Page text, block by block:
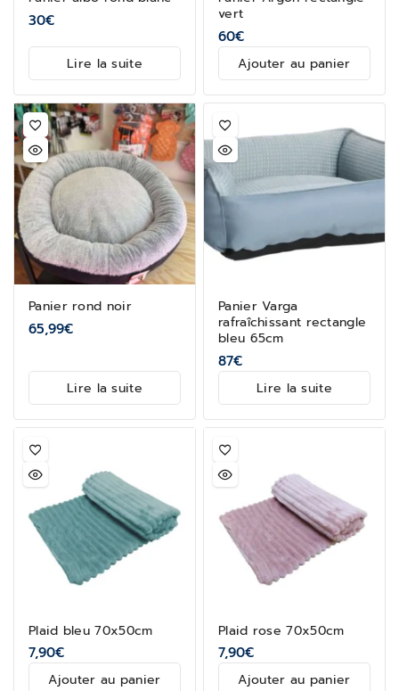
30€
Lire la suite
vert
60€
Ajouter au panier
Panier rond noir
65,99€
Lire la suite
Panier Varga
rafraîchissant rectangle
bleu 65cm
87€
Lire la suite
Plaid bleu 70x50cm
7,90€
Ajouter au panier
Plaid rose 70x50cm
7,90€
Ajouter au panier